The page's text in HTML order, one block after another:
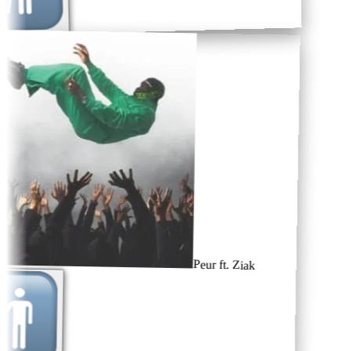
Peur ft. Ziak